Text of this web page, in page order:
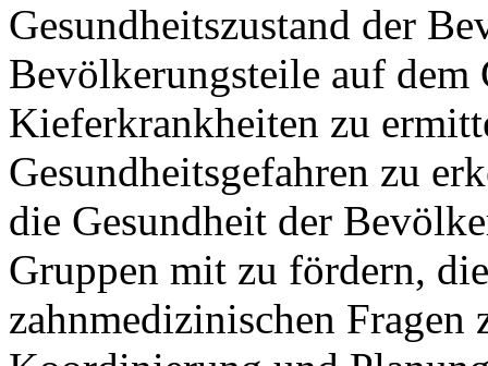
Gesundheitszustand der
Bevölkerungsteile auf
Kieferkrankheiten zu
Gesundheitsgefahren zu
die Gesundheit der
Gruppen mit zu fördern,
zahnmedizinischen Fragen